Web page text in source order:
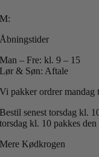
M:
Åbningstider
Man – Fre: kl. 9 – 15
Lør & Søn: Aftale
Vi pakker ordrer mandag
Bestil senest torsdag kl.
torsdag kl. 10 pakkes
Mere Kødkrogen